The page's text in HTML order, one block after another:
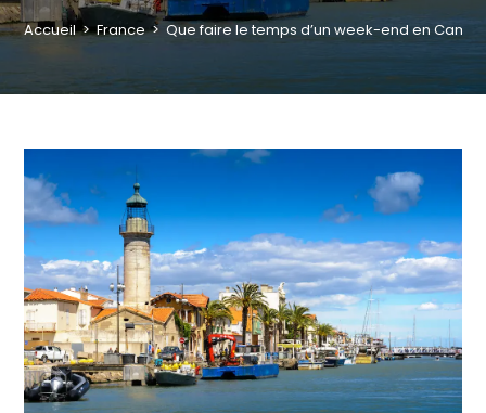
Accueil > France > Que faire le temps d’un week-end en